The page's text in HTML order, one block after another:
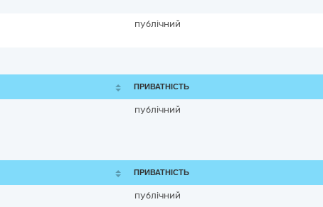
публічний
ПРИВАТНІСТЬ
публічний
ПРИВАТНІСТЬ
публічний